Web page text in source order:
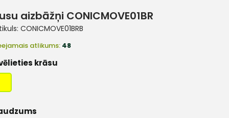
aizbāžņi CONICMOVE01BR
CONICMOVE01BRB
atlikums: 48
krāsu